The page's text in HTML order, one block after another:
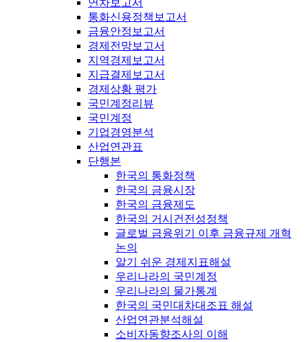
연차보고서
통화신용정책보고서
금융안정보고서
경제전망보고서
지역경제보고서
지급결제보고서
경제상황 평가
국민계정리뷰
국민계정
기업경영분석
산업연관표
단행본
한국의 통화정책
한국의 금융시장
한국의 금융제도
한국의 거시건전성정책
글로벌 금융위기 이후 금융규제 개혁
논의
알기 쉬운 경제지표해설
우리나라의 국민계정
우리나라의 물가통계
한국의 국민대차대조표 해설
산업연관분석해설
소비자동향조사의 이해